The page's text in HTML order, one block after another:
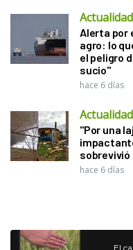
Actualidad
Alerta por
agro: lo
el peligro
sucio"
hace 6 días
Actualidad
"Por una
sobrevivió
hace 6 días
El